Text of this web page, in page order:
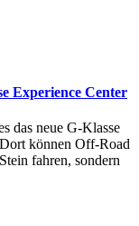
Experience Center
das neue G-Klasse
können Off-Road
fahren, sondern